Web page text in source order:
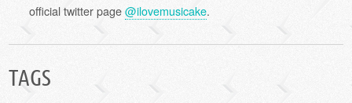
official twitter page@ilovemusicake.
TAGS